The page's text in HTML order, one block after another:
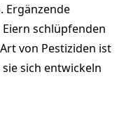
Ergänzende
schlüpfenden
von Pestiziden ist
sich entwickeln